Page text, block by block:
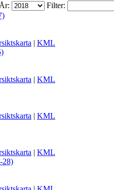
År: Filter:
| KML
| KML
| KML
| KML